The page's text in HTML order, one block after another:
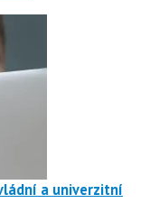
a univerzitní